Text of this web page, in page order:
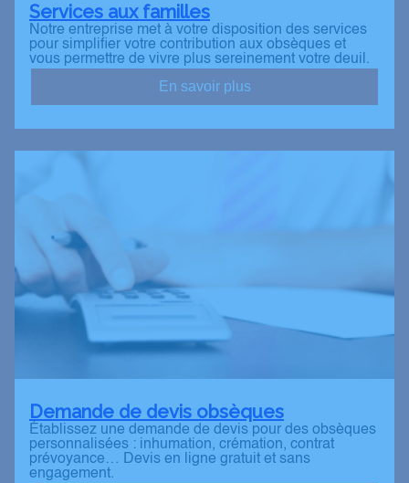
Services aux familles
Notre entreprise met à votre disposition des services
pour simplifier votre contribution aux obsèques et
vous permettre de vivre plus sereinement votre deuil.
En savoir plus
Demande de devis obsèques
Établissez une demande de devis pour des obsèques
personnalisées : inhumation, crémation, contrat
prévoyance… Devis en ligne gratuit et sans
engagement.